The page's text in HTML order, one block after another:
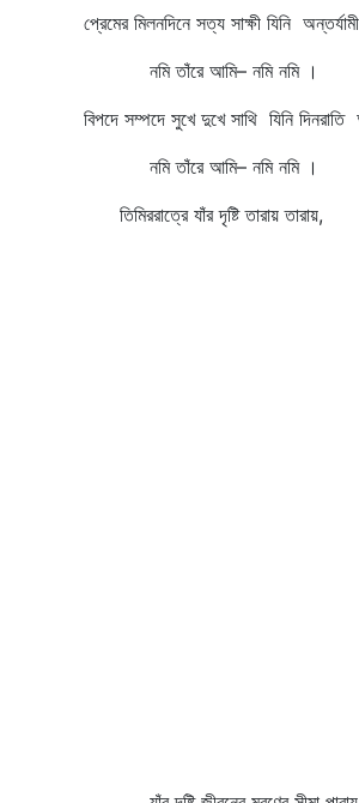
প্রেমের মিলনদিনে সত্য সাক্ষী যিনি অন্তর্যামী
নমি তাঁরে আমি– নমি নমি ।
বিপদে সম্পদে সুখে দুখে সাথি যিনি দিনরাতি
নমি তাঁরে আমি– নমি নমি ।
তিমিররাত্রে যাঁর দৃষ্টি তারায় তারায়,